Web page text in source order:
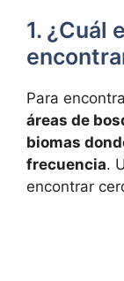
1.⁢ ¿Cuál
Para
áreas de
biomas
frecuencia.
encontrar